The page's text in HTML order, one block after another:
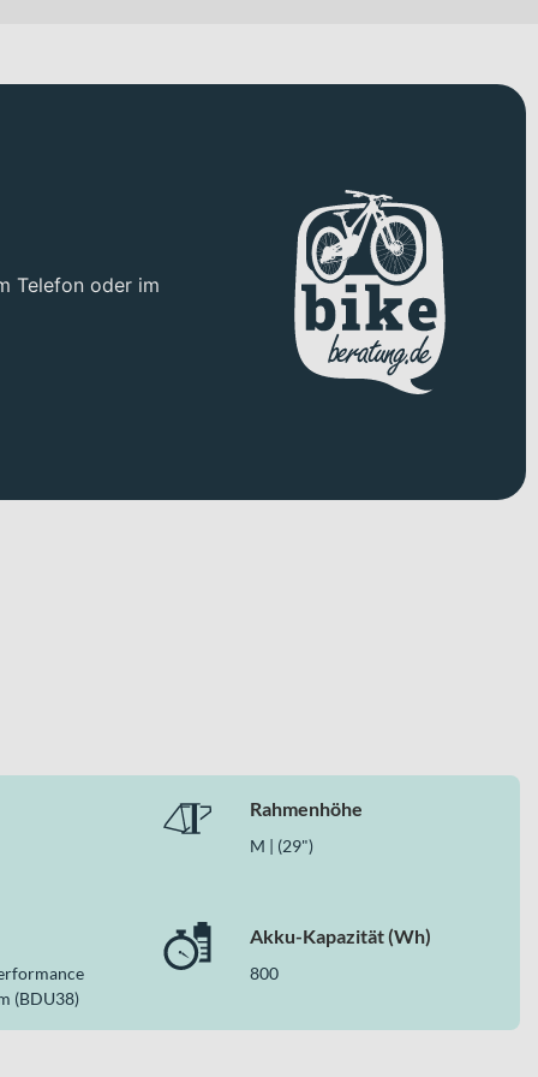
im ruppigen Gelände als auch auf ausgedehnten Cross-
Steckachse in E-Bike-optimierter Ausführung. Ergänzt wird
bergauf und kontrollierte Reserven auf aggressiven
203 mm Konfiguration zum Einsatz. Zusammen mit den
Reifen profitierst Du von hoher Spurtreue und zuverlässiger
Zusätzliche Flexibilität bringt die
und zuverlässigen SHIMANO XT Bremsen. Der
es zu einer starken Wahl für alle, die ein vielseitiges und
Telefon oder im
Rahmenhöhe
M | (29")
(BDU38)
Akku-Kapazität (Wh)
800